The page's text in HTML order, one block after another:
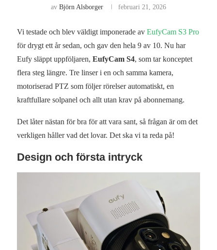
av Björn Alsborger februari 21, 2026
Vi testade och blev väldigt imponerade av EufyCam S3 Pro
för drygt ett år sedan, och gav den hela 9 av 10. Nu har
Eufy släppt uppföljaren, EufyCam S4, som tar konceptet
flera steg längre. Tre linser i en och samma kamera,
motoriserad PTZ som följer rörelser automatiskt, en
kraftfullare solpanel och allt utan krav på abonnemang.
Det låter nästan för bra för att vara sant, så frågan är om det
verkligen håller vad det lovar. Det ska vi ta reda på!
Design och första intryck